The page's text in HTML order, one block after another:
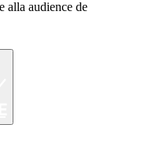
alla audience de